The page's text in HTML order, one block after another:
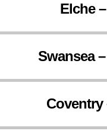
Elche
Swansea